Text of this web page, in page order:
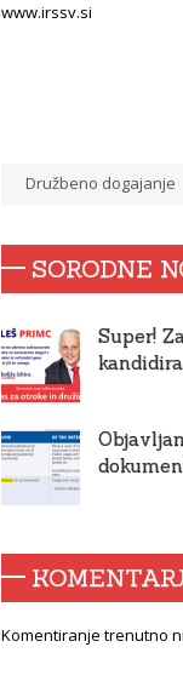
www.irssv.si
Družbeno dogajanje
SORODNE
Super!
Komentiranje trenutno